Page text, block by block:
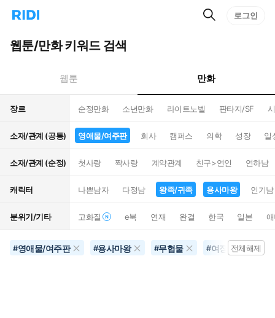
리
홈
으
턴
트
검
로그인
웹툰/만화 키워드 검색
웹툰 만화
장르 순정만화 소년만화 라이트노벨 판타지/SF
소재/관계 (공통) 영애물/여주판 회사 캠퍼스 의학 성장 일
소재/관계 (순정) 첫사랑 짝사랑 계약관계 친구>연인 연하남
캐릭터 나쁜남자 다정남 왕족/귀족 용사마왕 인기남
분위기/기타 고화질 e북 연재 완결 한국 일본
#영애물/여주판 #용사마왕 #무협물 #여장남자전체해제